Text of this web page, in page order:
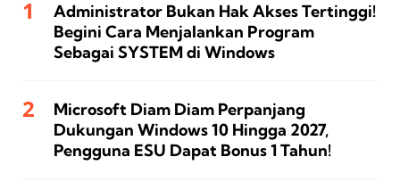
Administrator Bukan Hak Akses Tertinggi!
Begini Cara Menjalankan Program
Sebagai SYSTEM di Windows
Microsoft Diam Diam Perpanjang
Dukungan Windows 10 Hingga 2027,
Pengguna ESU Dapat Bonus 1 Tahun!